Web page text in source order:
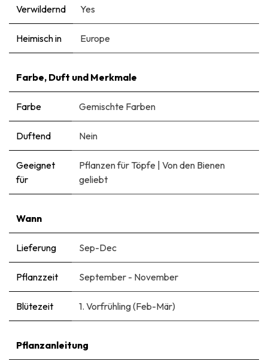
Verwildernd Yes
Heimisch in Europe
Farbe, Duft und Merkmale
Farbe Gemischte Farben
Duftend Nein
Geeignet
für
Pflanzen für Töpfe | Von den Bienen
geliebt
Wann
Lieferung Sep-Dec
Pflanzzeit September - November
Blütezeit 1. Vorfrühling (Feb-Mär)
Pflanzanleitung